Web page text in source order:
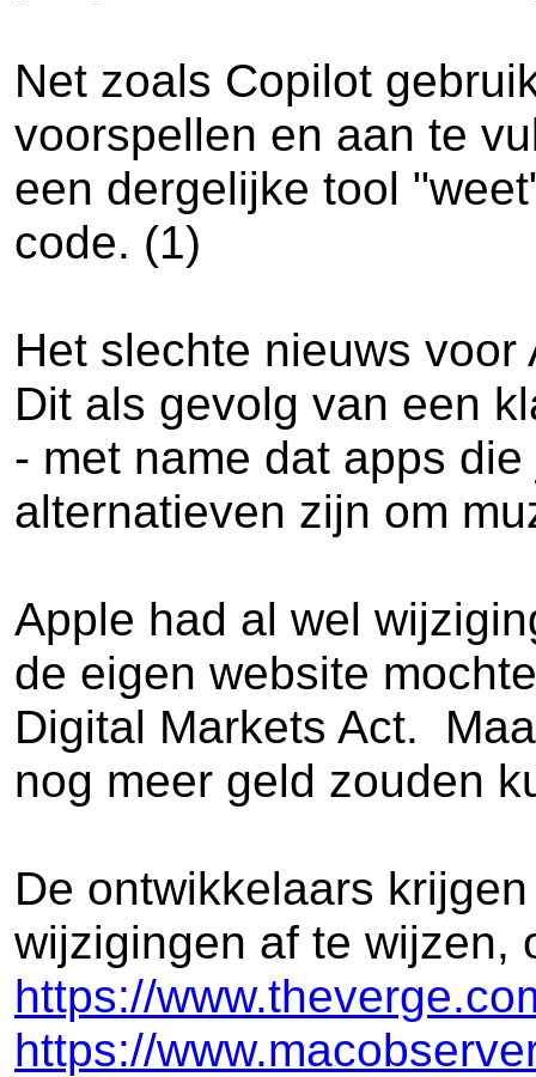
Net zoals Copilot
voorspellen en aan te
een dergelijke tool
code. (1)
Het slechte nieuws
Dit als gevolg van een
- met name dat apps
alternatieven zijn om
Apple had al wel
de eigen website
Digital Markets Act.
nog meer geld zouden
De ontwikkelaars
wijzigingen af te wijzen,
https://
https://